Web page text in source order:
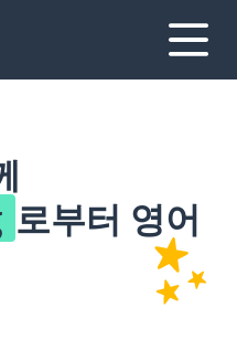
로부터 영어